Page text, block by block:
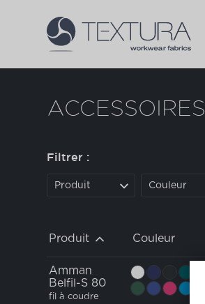
ACCESSOIRES
Filtrer :
Produit Couleur
Produit Couleur
Amman
Belfil-S 80
fil à coudre